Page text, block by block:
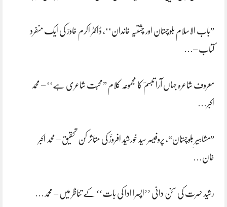
”باب الاسلام بلوچستان اور چشتیہ خاندان‘‘، ڈاکٹر اکرم خاورؔ کی ایک منفرد
کتاب –…
معروف شاعرہ جہاں آرا تبسم‌ؔ کا مجموعہ کلام ”محبت شاعری ہے‘‘ – محمد
اکبر…
”مشاہیرِ بلوچستان“، پروفیسر سید خورشید افروزؔ کی متاثر کن تحقیق – محمد اکبر
خان…
رشید حسرت کی سخن دانی ’’اپسرا ادا کی بات‘‘ کے تناظر میں – محمد…